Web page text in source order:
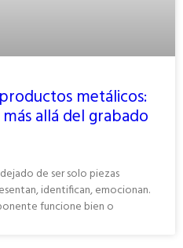
metálicos:
allá del grabado
de ser solo piezas
identifican, emocionan.
funcione bien o